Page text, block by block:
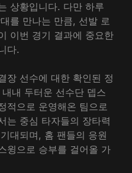
상황입니다. 다만 하루
를 만나는 만큼, 선발 로
이번 경기 결과에 중요한
다.
장 선수에 대한 확인된 정
내 두터운 선수단 뎁스
적으로 운영해온 팀으로
는 중심 타자들의 장타력
대되며, 홈 팬들의 응원
윙으로 승부를 걸어올 가